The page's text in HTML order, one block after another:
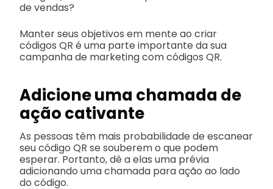
de vendas?
Manter seus objetivos em mente ao criar
códigos QR é uma parte importante da sua
campanha de marketing com códigos QR.
Adicione uma chamada de
ação cativante
As pessoas têm mais probabilidade de escanear
seu código QR se souberem o que podem
esperar. Portanto, dê a elas uma prévia
adicionando uma chamada para ação ao lado
do código.